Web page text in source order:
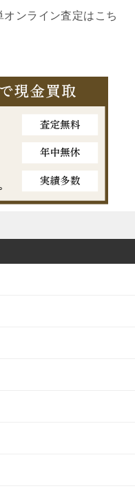
ンライン査定はこち